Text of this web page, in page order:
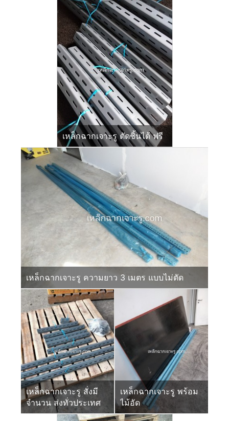
เหล็กฉากเจาะรู ตัดชิ้นได้ ฟรี
เหล็กฉากเจาะรู ความยาว 3 เมตร แบบไม่ตัด
เหล็กฉากเจาะรู สั่งมี
จำนวน ส่งทั่วประเทศ
เหล็กฉากเจาะรู พร้อม
ไม้อัด